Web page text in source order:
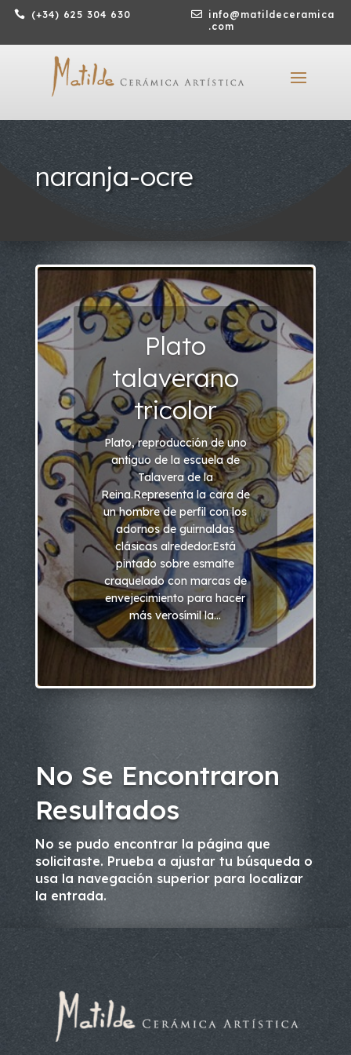
 (+34) 625 304 630 
info@matildeceramica
.com
naranja-ocre
Plato
talaverano
tricolor
Plato, reproducción de uno
antiguo de la escuela de
Talavera de la
Reina.Representa la cara de
un hombre de perfil con los
adornos de guirnaldas
clásicas alrededor.Está
pintado sobre esmalte
craquelado con marcas de
envejecimiento para hacer
más verosímil la...
No Se Encontraron
Resultados
No se pudo encontrar la página que
solicitaste. Prueba a ajustar tu búsqueda o
usa la navegación superior para localizar
la entrada.